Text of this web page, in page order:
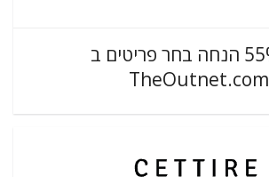
עד 55% הנחה בחר פריטים ב
TheOutnet.com